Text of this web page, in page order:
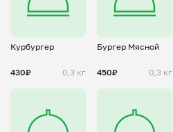
Курбургер
430₽ 0,3 кг
Бургер Мясной
450₽ 0,3 кг